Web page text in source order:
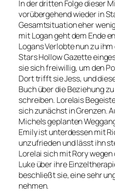
In der dritten Folge dieser
vorübergehend wieder in
Gesamtsituation eher
mit Logan geht dem Ende
Logans Verlobte nun zu
Stars Hollow Gazette
sie sich freiwillig, um den
Dort trifft sie Jess, und
Buch über die Beziehung
schreiben. Lorelais
sich zunächst in Grenzen.
Michels geplanten
Emily ist unterdessen mit
unzufrieden und lässt ihn
Lorelai sich mit Rory
Luke über ihre
beschließt sie, eine sehr
nehmen.